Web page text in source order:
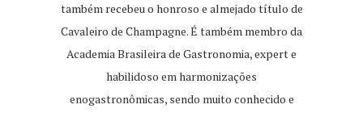
também recebeu o honroso e almejado título de
Cavaleiro de Champagne. É também membro da
Academia Brasileira de Gastronomia, expert e
habilidoso em harmonizações
enogastronômicas, sendo muito conhecido e